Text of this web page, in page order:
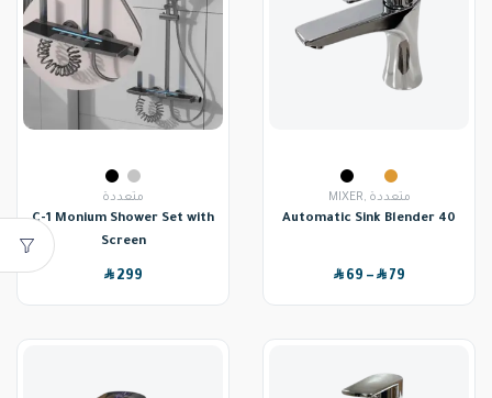
متعددة
C-1 Monium Shower Set with
Screen
SAR299
MIXER, متعددة
Automatic Sink Blender 40
SAR69 – SAR79